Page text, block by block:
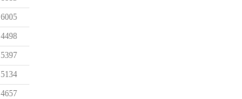
6005
4498
5397
5134
4657